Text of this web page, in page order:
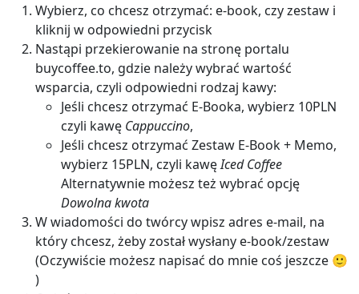
Wybierz, co chcesz otrzymać: e-book, czy zestaw i
kliknij w odpowiedni przycisk
Nastąpi przekierowanie na stronę portalu
buycoffee.to, gdzie należy wybrać wartość
wsparcia, czyli odpowiedni rodzaj kawy:
Jeśli chcesz otrzymać E-Booka, wybierz 10PLN
czyli kawę Cappuccino,
Jeśli chcesz otrzymać Zestaw E-Book + Memo,
wybierz 15PLN, czyli kawęIced Coffee
Alternatywnie możesz też wybrać opcję
Dowolna kwota
W wiadomości do twórcy wpisz adres e-mail, na
który chcesz, żeby został wysłany e-book/zestaw
(Oczywiście możesz napisać do mnie coś jeszcze 🙂
)